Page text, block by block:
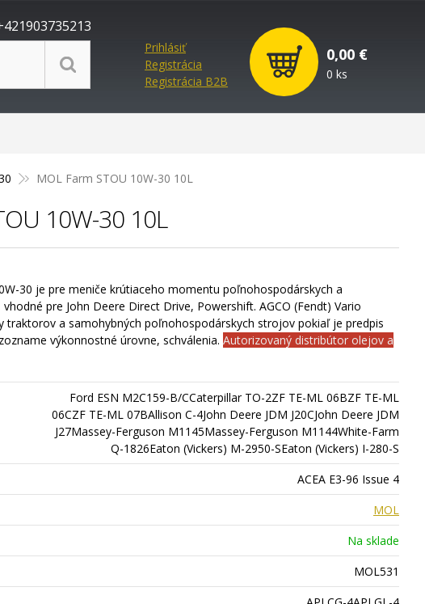
Prihlásiť
Registrácia
Registrácia B2B
0,00 €
0 ks
MOL Farm STOU 10W-30 10L
10W-30 10L
30 je pre meniče krútiaceho momentu poľnohospodárskych a
pre John Deere Direct Drive, Powershift. AGCO (Fendt) Vario
traktorov a samohybných poľnohospodárskych strojov pokiaľ je predpis
výkonnostné úrovne, schválenia. Autorizovaný distribútor olejov a
Ford ESN M2C159-B/CCaterpillar TO-2ZF TE-ML 06BZF TE-ML
06CZF TE-ML 07BAllison C-4John Deere JDM J20CJohn Deere JDM
J27Massey-Ferguson M1145Massey-Ferguson M1144White-Farm
Q-1826Eaton (Vickers) M-2950-SEaton (Vickers) I-280-S
ACEA E3-96 Issue 4
MOL
Na sklade
MOL531